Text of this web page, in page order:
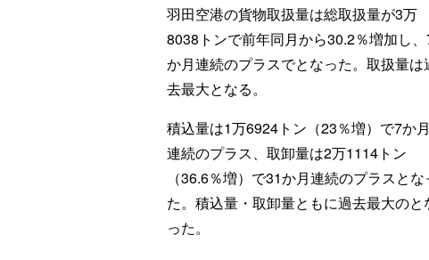
羽田空港の貨物取扱量は総取扱量が3万
8038トンで前年同月から30.2％増加し
か月連続のプラスでとなった。取扱量は
去最大となる。
積込量は1万6924トン（23％増）で7か月
連続のプラス、取卸量は2万1114トン
（36.6％増）で31か月連続のプラスとな
た。積込量・取卸量ともに過去最大のと
った。